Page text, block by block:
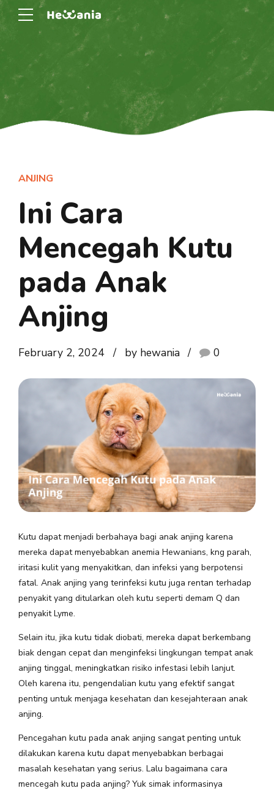
ANJING
Ini Cara
Mencegah Kutu
pada Anak
Anjing
February 2, 2024 by hewania 0
Kutu dapat menjadi berbahaya bagi anak anjing karena
mereka dapat menyebabkan anemia Hewanians, kng parah,
iritasi kulit yang menyakitkan, dan infeksi yang berpotensi
fatal. Anak anjing yang terinfeksi kutu juga rentan terhadap
penyakit yang ditularkan oleh kutu seperti demam Q dan
penyakit Lyme.
Selain itu, jika kutu tidak diobati, mereka dapat berkembang
biak dengan cepat dan menginfeksi lingkungan tempat anak
anjing tinggal, meningkatkan risiko infestasi lebih lanjut.
Oleh karena itu, pengendalian kutu yang efektif sangat
penting untuk menjaga kesehatan dan kesejahteraan anak
anjing.
Pencegahan kutu pada anak anjing sangat penting untuk
dilakukan karena kutu dapat menyebabkan berbagai
masalah kesehatan yang serius. Lalu bagaimana cara
mencegah kutu pada anjing? Yuk simak informasinya